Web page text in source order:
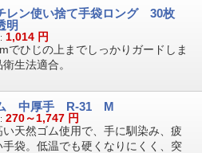
レン使い捨て手袋ロング 30枚
明
1,014 円
でひじの上までしっかりガードしま
生法適合。
中厚手 R-31 M
270～1,747 円
い天然ゴム使用で、手に馴染み、疲
手袋。低温でも硬くなりにくく、突